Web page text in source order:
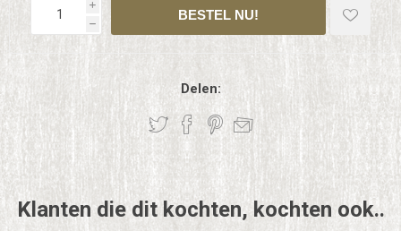
i
h
Delen:
Klanten die dit kochten, kochten ook..